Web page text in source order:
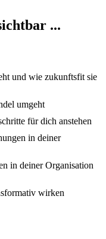
...
und wie zukunftsfit sie
umgeht
für dich anstehen
in deiner
in deiner Organisation
wirken